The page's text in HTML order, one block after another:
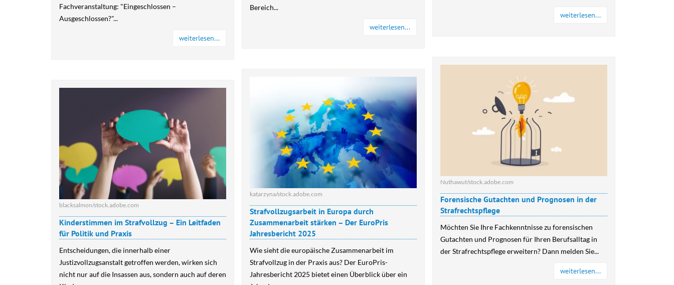
Fachveranstaltung: "Eingeschlossen –
Ausgeschlossen?"...
weiterlesen...
Bereich...
weiterlesen...
weiterlesen...
Nuthawut/stock.adobe.com
Forensische Gutachten und Prognosen in der
Strafrechtspflege
Möchten Sie Ihre Fachkenntnisse zu forensischen
Gutachten und Prognosen für Ihren Berufsalltag in
der Strafrechtspflege erweitern? Dann melden Sie...
weiterlesen...
katarzyna/stock.adobe.com
Strafvollzugsarbeit in Europa durch
Zusammenarbeit stärken – Der EuroPris
Jahresbericht 2025
Wie sieht die europäische Zusammenarbeit im
Strafvollzug in der Praxis aus? Der EuroPris-
Jahresbericht 2025 bietet einen Überblick über ein
blacksalmon/stock.adobe.com
Kinderstimmen im Strafvollzug – Ein Leitfaden
für Politik und Praxis
Entscheidungen, die innerhalb einer
Justizvollzugsanstalt getroffen werden, wirken sich
nicht nur auf die Insassen aus, sondern auch auf deren